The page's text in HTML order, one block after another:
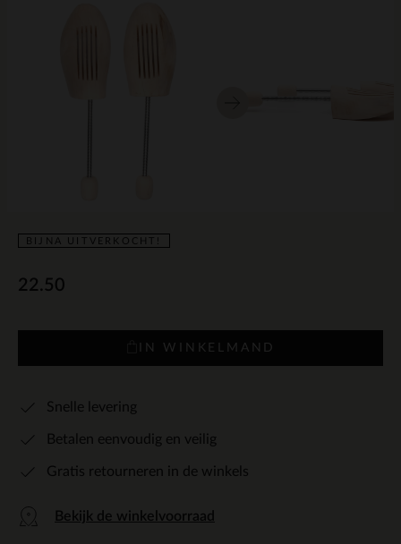
BIJNA UITVERKOCHT!
22.50
IN WINKELMAND
Snelle levering
Betalen eenvoudig en veilig
Gratis retourneren in de winkels
Bekijk de winkelvoorraad